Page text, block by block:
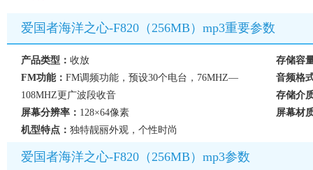
爱国者海洋之心-F820（256MB）mp3重要参数
产品类型： 收放
存储容
FM功能： FM调频功能，预设30个电台，76MHZ—
108MHZ更广波段收音
音频格
存储介
屏幕分辨率： 128×64像素
屏幕材
机型特点： 独特靓丽外观，个性时尚
爱国者海洋之心-F820（256MB）mp3参数